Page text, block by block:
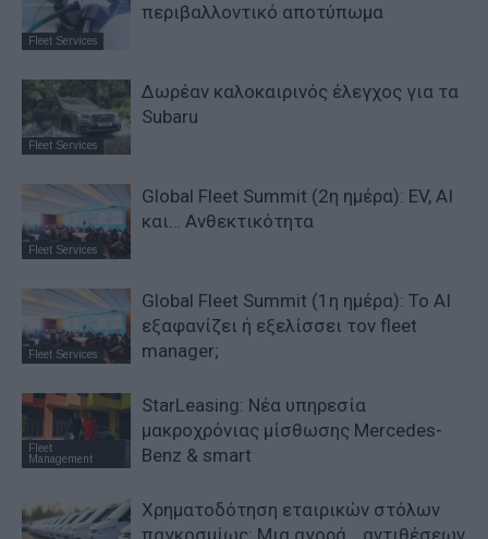
Fleet Services
περιβαλλοντικό αποτύπωμα
Fleet Services
Δωρέαν καλοκαιρινός έλεγχος για τα
Subaru
Fleet Services
Global Fleet Summit (2η ημέρα): EV, AI
και… Ανθεκτικότητα
Fleet Services
Global Fleet Summit (1η ημέρα): Το ΑΙ
εξαφανίζει ή εξελίσσει τον fleet
manager;
Fleet
Management
StarLeasing: Νέα υπηρεσία
μακροχρόνιας μίσθωσης Mercedes-
Benz & smart
Χρηματοδότηση εταιρικών στόλων